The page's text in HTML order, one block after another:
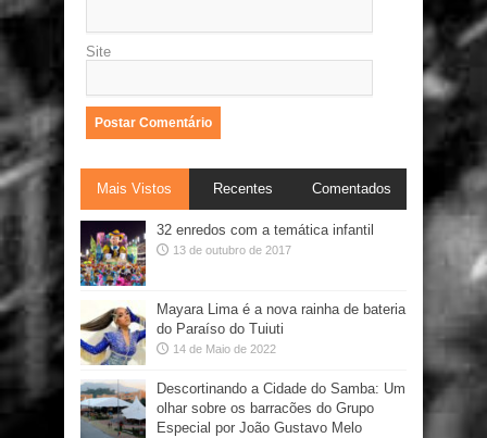
Site
Mais Vistos Recentes Comentados
32 enredos com a temática infantil
13 de outubro de 2017
Mayara Lima é a nova rainha de bateria
do Paraíso do Tuiuti
14 de Maio de 2022
Descortinando a Cidade do Samba: Um
olhar sobre os barracões do Grupo
Especial por João Gustavo Melo